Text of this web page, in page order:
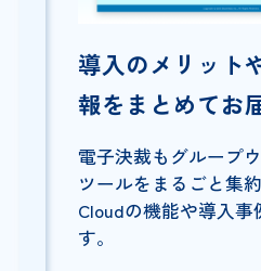
導入のメリット
報をまとめてお
電子決裁もグループ
ツールをまるごと集
Cloudの機能や導入事
す。